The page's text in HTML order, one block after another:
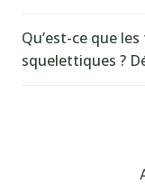
Qu’est-ce que
squelettiques ?